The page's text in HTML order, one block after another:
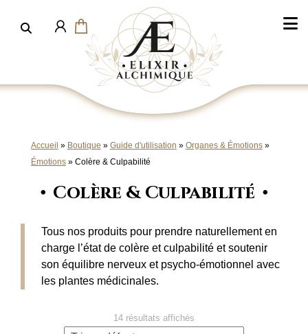
Accueil » Boutique » Guide d'utilisation » Organes & Émotions»
Émotions» Colère & Culpabilité
Colère & Culpabilité
Tous nos produits pour prendre naturellement en
charge l’état de colère et culpabilité et soutenir
son équilibre nerveux et psycho-émotionnel avec
les plantes médicinales.
14 résultats affichés